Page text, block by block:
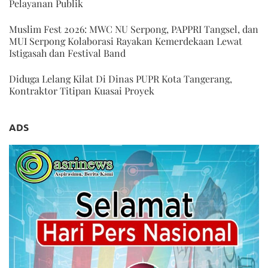
Pelayanan Publik
Muslim Fest 2026: MWC NU Serpong, PAPPRI Tangsel, dan
MUI Serpong Kolaborasi Rayakan Kemerdekaan Lewat
Istigasah dan Festival Band
Diduga Lelang Kilat Di Dinas PUPR Kota Tangerang,
Kontraktor Titipan Kuasai Proyek
ADS